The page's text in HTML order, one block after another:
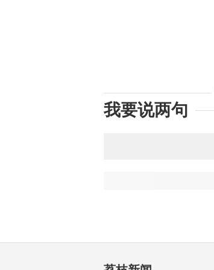
我要说两句